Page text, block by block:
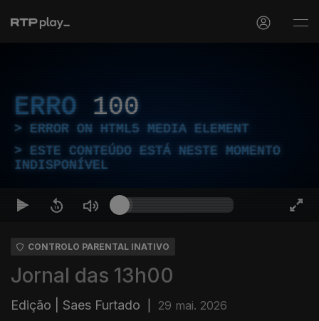
ERRO 100
ERROR ON HTML5 MEDIA ELEMENT
ESTE CONTEÚDO ESTÁ NESTE MOMENTO
INDISPONÍVEL
CONTROLO PARENTAL INATIVO
Jornal das 13h00
Edição | Saes Furtado 29 mai. 2026